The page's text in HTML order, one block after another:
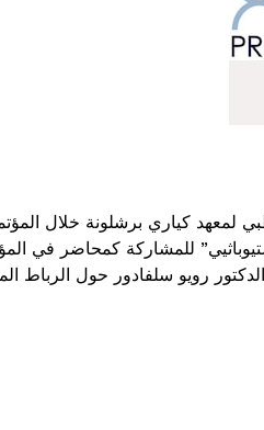
لمعهد كياري برشلونة خلال
للمشاركة كمحاضر في
رويو سلفادور حول الرباط